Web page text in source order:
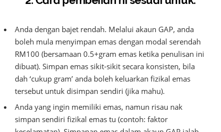
Anda dengan bajet rendah. Melalui akaun GAP, anda
boleh mula menyimpan emas dengan modal serendah
RM100 (bersamaan 0.5+gram emas ketika penulisan ini
dibuat). Simpan emas sikit-sikit secara konsisten, bila
dah ‘cukup gram’ anda boleh keluarkan fizikal emas
tersebut untuk disimpan sendiri (jika mahu).
Anda yang ingin memiliki emas, namun risau nak
simpan sendiri fizikal emas tu (contoh: faktor